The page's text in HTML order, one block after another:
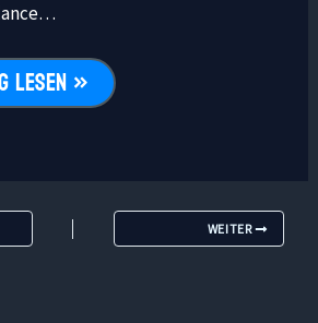
LESEN »
WEITER